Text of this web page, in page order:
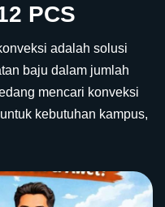
PCS
adalah solusi
baju dalam jumlah
mencari konveksi
kebutuhan kampus,